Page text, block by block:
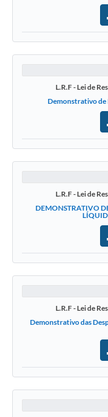
L.R.F - Lei de
Demonstrativo de
L.R.F - Lei de
DEMONSTRATIVO
L.R.F - Lei de
Demonstrativo das